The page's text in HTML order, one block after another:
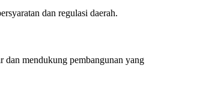
dan regulasi daerah.
dan mendukung pembangunan yang